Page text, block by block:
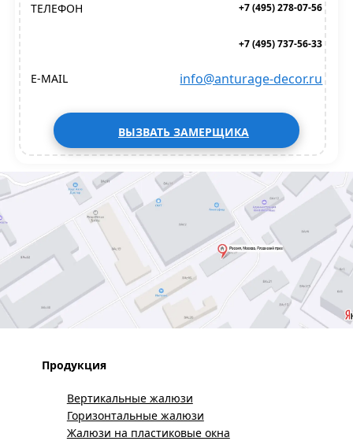
ТЕЛЕФОН +7 (495) 278-07-56
+7 (495) 737-56-33
E-MAIL info@anturage-decor.ru
ВЫЗВАТЬ ЗАМЕРЩИКА
Продукция
Вертикальные жалюзи
Горизонтальные жалюзи
Жалюзи на пластиковые окна